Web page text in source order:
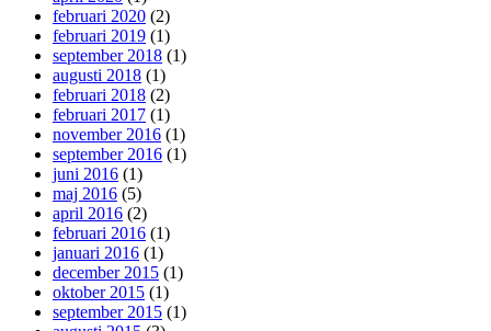
februari 2020 (2)
februari 2019 (1)
september 2018 (1)
augusti 2018 (1)
februari 2018 (2)
februari 2017 (1)
november 2016 (1)
september 2016 (1)
juni 2016 (1)
maj 2016 (5)
april 2016 (2)
februari 2016 (1)
januari 2016 (1)
december 2015 (1)
oktober 2015 (1)
september 2015 (1)